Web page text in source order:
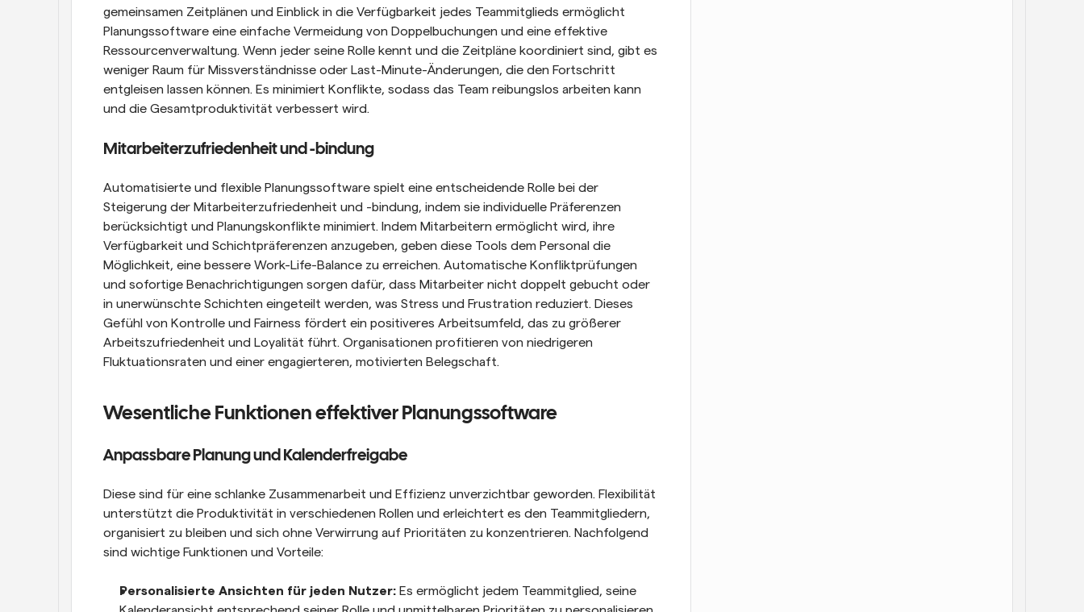
gemeinsamen Zeitplänen und Einblick in die Verfügbarkeit jedes Teammitglieds ermöglicht
Planungssoftware eine einfache Vermeidung von Doppelbuchungen und eine effektive
Ressourcenverwaltung. Wenn jeder seine Rolle kennt und die Zeitpläne koordiniert sind, gibt es
weniger Raum für Missverständnisse oder Last-Minute-Änderungen, die den Fortschritt
entgleisen lassen können. Es minimiert Konflikte, sodass das Team reibungslos arbeiten kann
und die Gesamtproduktivität verbessert wird.
Mitarbeiterzufriedenheit und -bindung
Automatisierte und flexible Planungssoftware spielt eine entscheidende Rolle bei der
Steigerung der Mitarbeiterzufriedenheit und -bindung, indem sie individuelle Präferenzen
berücksichtigt und Planungskonflikte minimiert. Indem Mitarbeitern ermöglicht wird, ihre
Verfügbarkeit und Schichtpräferenzen anzugeben, geben diese Tools dem Personal die
Möglichkeit, eine bessere Work-Life-Balance zu erreichen. Automatische Konfliktprüfungen
und sofortige Benachrichtigungen sorgen dafür, dass Mitarbeiter nicht doppelt gebucht oder
in unerwünschte Schichten eingeteilt werden, was Stress und Frustration reduziert. Dieses
Gefühl von Kontrolle und Fairness fördert ein positiveres Arbeitsumfeld, das zu größerer
Arbeitszufriedenheit und Loyalität führt. Organisationen profitieren von niedrigeren
Fluktuationsraten und einer engagierteren, motivierten Belegschaft.
Wesentliche Funktionen effektiver Planungssoftware
Anpassbare Planung und Kalenderfreigabe
Diese sind für eine schlanke Zusammenarbeit und Effizienz unverzichtbar geworden. Flexibilität
unterstützt die Produktivität in verschiedenen Rollen und erleichtert es den Teammitgliedern,
organisiert zu bleiben und sich ohne Verwirrung auf Prioritäten zu konzentrieren. Nachfolgend
sind wichtige Funktionen und Vorteile:
Personalisierte Ansichten für jeden Nutzer: Es ermöglicht jedem Teammitglied, seine